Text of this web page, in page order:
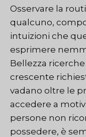
Osservare la
qualcuno,
intuizioni che
esprimere
Bellezza
crescente
vadano oltre le
accedere a
persone non
possedere, è